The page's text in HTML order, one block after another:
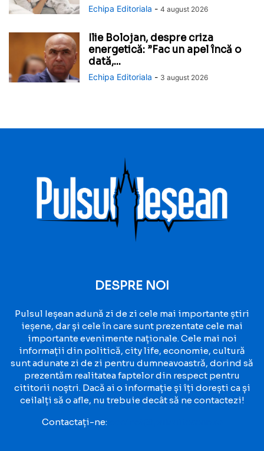
Echipa Editoriala - 4 august 2026
Ilie Bolojan, despre criza
energetică: ”Fac un apel încă o
dată,...
Echipa Editoriala - 3 august 2026
DESPRE NOI
Pulsul Ieșean adună zi de zi cele mai importante știri
ieșene, dar și cele în care sunt prezentate cele mai
importante evenimente naționale. Cele mai noi
informații din politică, city life, economie, cultură
sunt adunate zi de zi pentru dumneavoastră, dorind să
prezentăm realitatea faptelor din respect pentru
cititorii noștri. Dacă ai o informație și îți dorești ca și
ceilalți să o afle, nu trebuie decât să ne contactezi!
Contactați-ne: